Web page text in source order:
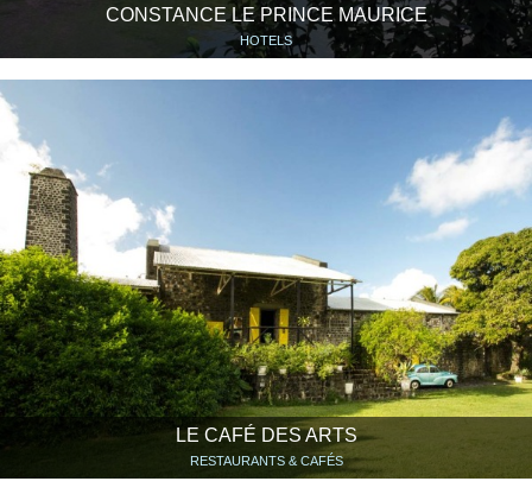
CONSTANCE LE PRINCE MAURICE
HOTELS
LE CAFÉ DES ARTS
RESTAURANTS & CAFÉS